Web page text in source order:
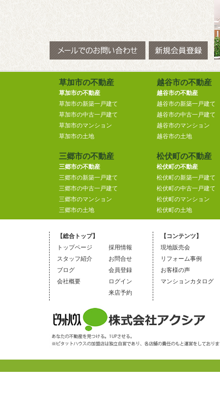
草加市の不動産
草加市の不動産
草加市の新築一戸建て
草加市の中古一戸建て
草加市のマンション
草加市の土地
越谷市の不動産
越谷市の不動産
越谷市の新築一戸建て
越谷市の中古一戸建て
越谷市のマンション
越谷市の土地
三郷市の不動産
三郷市の不動産
三郷市の新築一戸建て
三郷市の中古一戸建て
三郷市のマンション
三郷市の土地
松伏町の不動産
松伏町の不動産
松伏町の新築一戸建て
松伏町の中古一戸建て
松伏町のマンション
松伏町の土地
【総合トップ】
トップページ
スタッフ紹介
ブログ
会社概要
採用情報
お問合せ
会員登録
ログイン
来店予約
【コンテンツ】
現地販売会
リフォーム事例
お客様の声
マンションカタログ